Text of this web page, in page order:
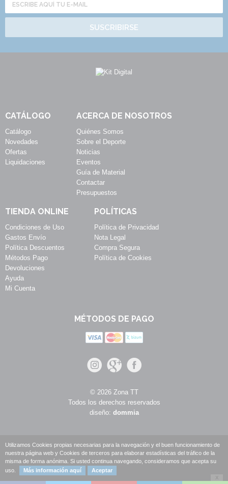
SUSCRIBIRSE
CATÁLOGO
Catálogo
Novedades
Ofertas
Liquidaciones
ACERCA DE NOSOTROS
Quiénes Somos
Sobre el Deporte
Noticias
Eventos
Guía de Material
Contactar
Presupuestos
TIENDA ONLINE
Condiciones de Uso
Gastos Envío
Política Descuentos
Métodos Pago
Devoluciones
Ayuda
Mi Cuenta
POLÍTICAS
Política de Privacidad
Nota Legal
Compra Segura
Política de Cookies
MÉTODOS DE PAGO
© 2026 Zona TT
Todos los derechos reservados
diseño: dommia
Utilizamos Cookies propias necesarias para la navegación y el buen funcionamiento de
nuestra página web y Cookies de terceros para elaborar estadísticas del tráfico de la
misma de forma anónima. Si usted continua navegando, consideramos que acepta su
uso.
Más información aquí Aceptar